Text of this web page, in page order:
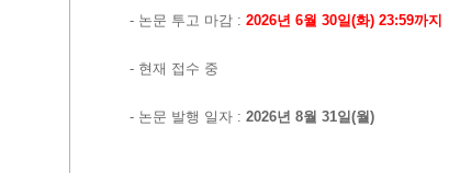
- 논문 투고 마감 : 2026년 6월 30일(화) 23:59까지
- 현재 접수 중
- 논문 발행 일자 : 2026년 8월 31일(월 )